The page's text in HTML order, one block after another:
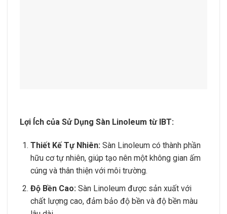
Lợi Ích của Sử Dụng Sàn Linoleum từ IBT:
Thiết Kế Tự Nhiên:Sàn Linoleum có thành phần
hữu cơ tự nhiên, giúp tạo nên một không gian ấm
cúng và thân thiện với môi trường.
Độ Bền Cao:Sàn Linoleum được sản xuất với
chất lượng cao, đảm bảo độ bền và độ bền màu